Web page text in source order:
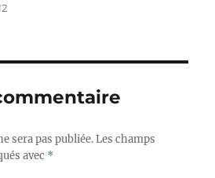
sera pas publiée. Les champs
avec *